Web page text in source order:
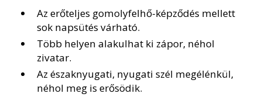
Az erőteljes gomolyfelhő-képződés mellett
sok napsütés várható.
Több helyen alakulhat ki zápor, néhol
zivatar.
Az északnyugati, nyugati szél megélénkül,
néhol meg is erősödik.